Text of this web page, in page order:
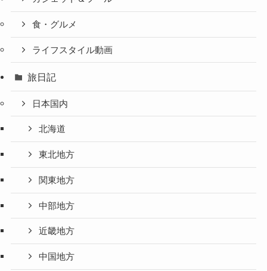
食・グルメ
ライフスタイル動画
旅日記
日本国内
北海道
東北地方
関東地方
中部地方
近畿地方
中国地方